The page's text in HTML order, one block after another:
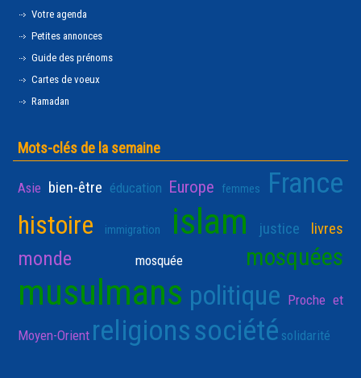
Votre agenda
Petites annonces
Guide des prénoms
Cartes de voeux
Ramadan
Mots-clés de la semaine
Asie bien-être éducation Europe femmes France
histoire immigration islam justice livres
monde mosquée mosquées
musulmans politique Proche et
Moyen-Orient religionssociété solidarité